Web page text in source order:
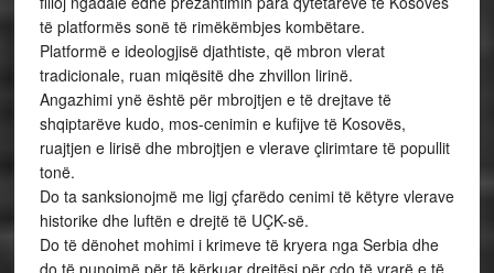
të platformës sonë të rimëkëmbjes kombëtare.
Platformë e ideologjisë djathtiste, që mbron vlerat
tradicionale, ruan miqësitë dhe zhvillon lirinë.
Angazhimi ynë është për mbrojtjen e të drejtave të
shqiptarëve kudo, mos-cenimin e kufijve të Kosovës,
ruajtjen e lirisë dhe mbrojtjen e vlerave çlirimtare të popullit
tonë.
Do ta sanksionojmë me ligj çfarëdo cenimi të këtyre vlerave
historike dhe luftën e drejtë të UÇK-së.
Do të dënohet mohimi i krimeve të kryera nga Serbia dhe